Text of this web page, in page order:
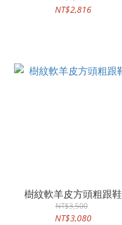
NT$2,816
樹紋軟羊皮方頭粗跟鞋
NT$3,500
NT$3,080